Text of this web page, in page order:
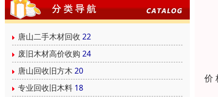
唐山二手木材回收 22
废旧木材高价收购 24
唐山回收旧方木 20
专业回收旧木料 18
价